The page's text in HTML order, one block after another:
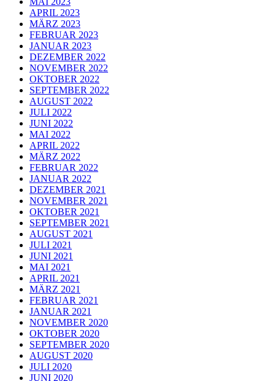
APRIL 2023
MÄRZ 2023
FEBRUAR 2023
JANUAR 2023
DEZEMBER 2022
NOVEMBER 2022
OKTOBER 2022
SEPTEMBER 2022
AUGUST 2022
JULI 2022
JUNI 2022
MAI 2022
APRIL 2022
MÄRZ 2022
FEBRUAR 2022
JANUAR 2022
DEZEMBER 2021
NOVEMBER 2021
OKTOBER 2021
SEPTEMBER 2021
AUGUST 2021
JULI 2021
JUNI 2021
MAI 2021
APRIL 2021
MÄRZ 2021
FEBRUAR 2021
JANUAR 2021
NOVEMBER 2020
OKTOBER 2020
SEPTEMBER 2020
AUGUST 2020
JULI 2020
JUNI 2020